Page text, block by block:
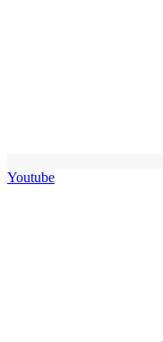
Youtube